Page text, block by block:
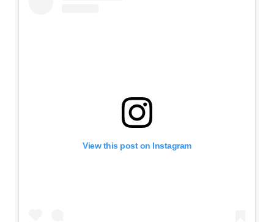
View this post on Instagram